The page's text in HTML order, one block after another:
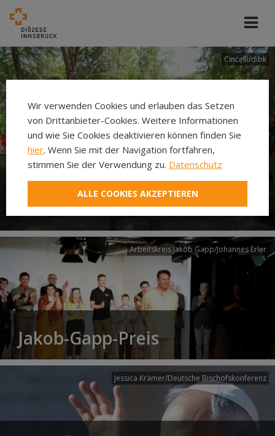
Cincelli/dibk
Neuer Pilgerweg Via
Laudato si’
Arbeitskreis Jakob Gapp/Johannes Erler
Jakob-Gapp-Preis
Jessica Krämer/Deutsche Bischofskonferenz
Wir verwenden Cookies und erlauben das Setzen
von Drittanbieter-Cookies. Weitere Informationen
und wie Sie Cookies deaktivieren können finden Sie
hier. Wenn Sie mit der Navigation fortfahren,
stimmen Sie der Verwendung zu. Datenschutz
ALLE COOKIES AKZEPTIEREN